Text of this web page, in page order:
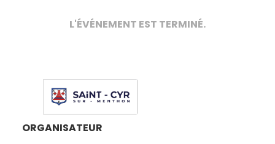
L'ÉVÉNEMENT EST TERMINÉ.
ORGANISATEUR